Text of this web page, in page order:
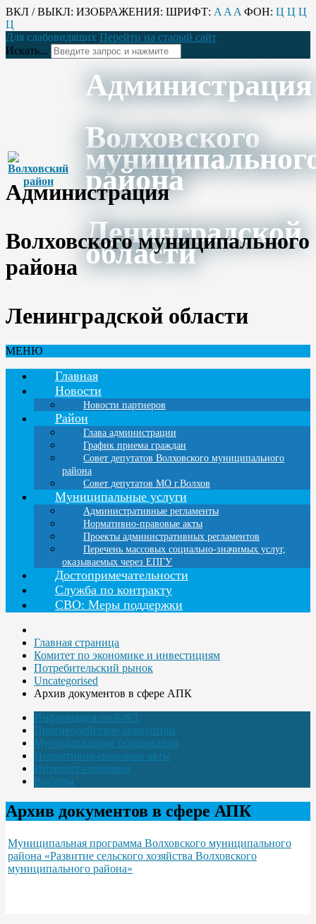
ВКЛ / ВЫКЛ: ИЗОБРАЖЕНИЯ: ШРИФТ: A A A ФОН: Ц Ц Ц
Ц
Для слабовидящих Перейти на старый сайт
Искать...
Администрация
Волховского
района
Ленинградской
области
Администрация
Волховского муниципального
района
Ленинградской области
МЕНЮ
Главная
Новости
Новости партнеров
Район
Глава администрации
График приема граждан
Совет депутатов Волховского муниципального
района
Совет депутатов МО г.Волхов
Муниципальные услуги
Административные регламенты
Нормативно-правовые акты
Проекты административных регламентов
Перечень массовых социально-значимых услуг,
оказываемых через ЕПГУ
Достопримечательности
Служба по контракту
СВО: Меры поддержки
Главная страница
Комитет по экономике и инвестициям
Потребительский рынок
Uncategorised
Архив документов в сфере АПК
Информация по 8-ФЗ
Противодействие коррупции
Муниципальные образования
Нормативно-правовые акты
Интернет-приёмная
Выборы
Архив документов в сфере АПК
Муниципальная программа Волховского муниципального
района «Развитие сельского хозяйства Волховского
муниципального района»